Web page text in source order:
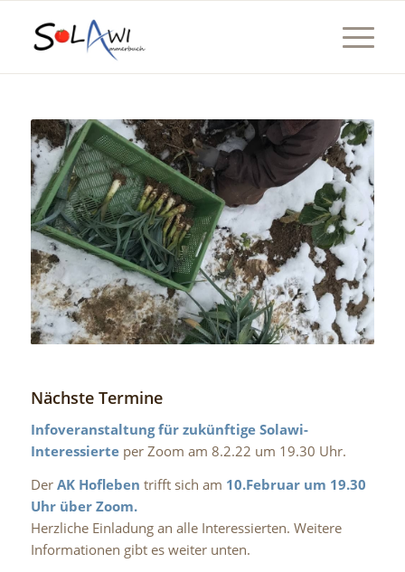
Nächste Termine
Infoveranstaltung für zukünftige Solawi-
Interessierteper Zoom am 8.2.22 um 19.30 Uhr.
Der AK Hofleben trifft sich am 10.Februar um 19.30
Uhr über Zoom.
Herzliche Einladung an alle Interessierten. Weitere
Informationen gibt es weiter unten.